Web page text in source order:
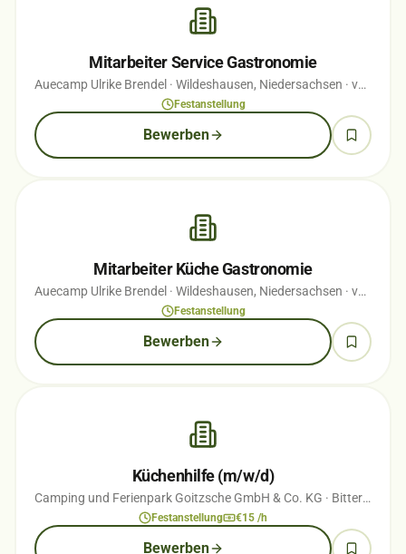
Mitarbeiter Service Gastronomie
Auecamp Ulrike Brendel · Wildeshausen, Niedersachsen · vor 1 Wochen
Festanstellung
Bewerben
Mitarbeiter Küche Gastronomie
Auecamp Ulrike Brendel · Wildeshausen, Niedersachsen · vor 1 Wochen
Festanstellung
Bewerben
Küchenhilfe (m/w/d)
Camping und Ferienpark Goitzsche GmbH & Co. KG · Bitterfeld-Wolfen, Sachsen-Anhalt
Festanstellung €15 /h
Bewerben